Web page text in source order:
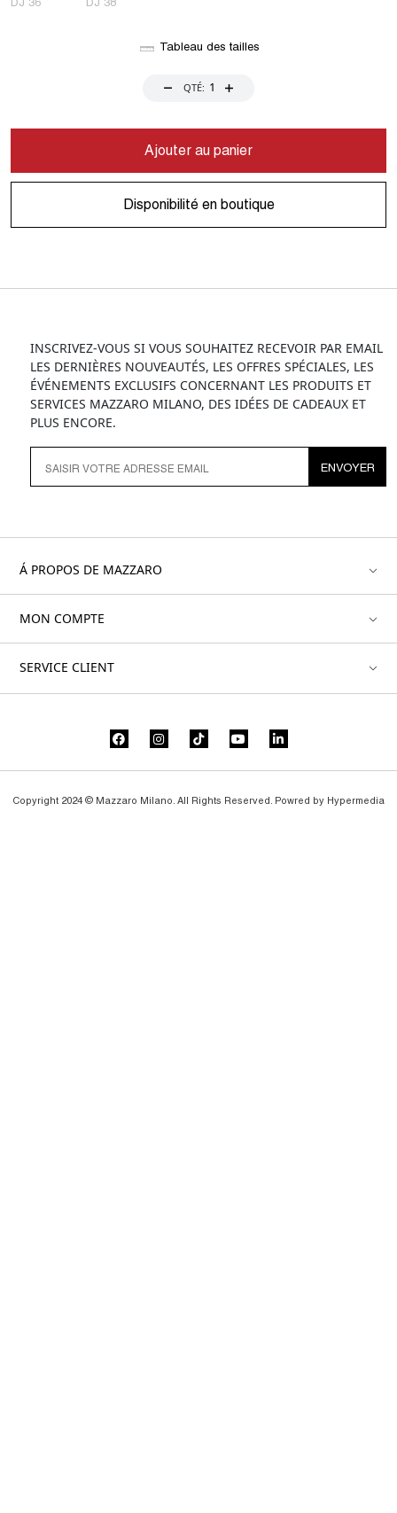
Tableau des tailles
QTÉ:
Ajouter au panier
Disponibilité en boutique
INSCRIVEZ-VOUS SI VOUS SOUHAITEZ RECEVOIR PAR EMAIL
LES DERNIÈRES NOUVEAUTÉS, LES OFFRES SPÉCIALES, LES
ÉVÉNEMENTS EXCLUSIFS CONCERNANT LES PRODUITS ET
SERVICES MAZZARO MILANO, DES IDÉES DE CADEAUX ET
PLUS ENCORE.
ENVOYER
Á PROPOS DE MAZZARO
MON COMPTE
SERVICE CLIENT
Copyright 2024 © Mazzaro Milano. All Rights Reserved. Powred by Hypermedia